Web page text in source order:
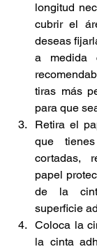
longitud
cubrir el
deseas
a medida
tiras más
para que
Retira el
que
cortadas,
papel
de la
superficie
Coloca la
la cinta